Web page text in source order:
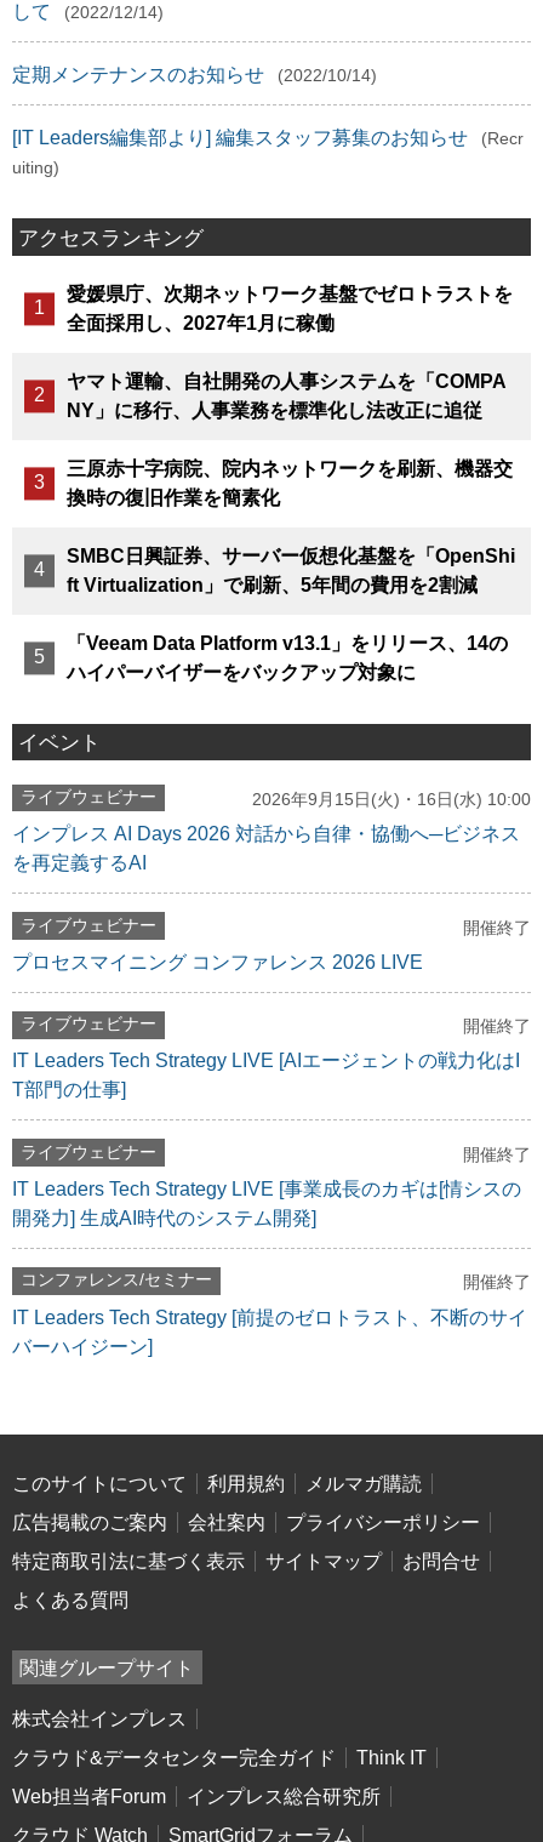
して
(2022/12/14)
定期メンテナンスのお知らせ (2022/10/14)
[IT Leaders編集部より] 編集スタッフ募集のお知らせ
(Recr
uiting)
アクセスランキング
愛媛県庁、次期ネットワーク基盤でゼロトラストを
全面採用し、2027年1月に稼働
ヤマト運輸、自社開発の人事システムを「COMPA
NY」に移行、人事業務を標準化し法改正に追従
三原赤十字病院、院内ネットワークを刷新、機器交
換時の復旧作業を簡素化
SMBC日興証券、サーバー仮想化基盤を「OpenShi
ft Virtualization」で刷新、5年間の費用を2割減
「Veeam Data Platform v13.1」をリリース、14の
ハイパーバイザーをバックアップ対象に
イベント
ライブウェビナー 2026年9月15日(火)・16日(水) 10:00
インプレス AI Days 2026 対話から自律・協働へ─ビジネス
を再定義するAI
ライブウェビナー 開催終了
プロセスマイニング コンファレンス 2026 LIVE
ライブウェビナー 開催終了
IT Leaders Tech Strategy LIVE [AIエージェントの戦力化はI
T部門の仕事]
ライブウェビナー 開催終了
IT Leaders Tech Strategy LIVE [事業成長のカギは[情シスの
開発力] 生成AI時代のシステム開発]
コンファレンス/セミナー 開催終了
IT Leaders Tech Strategy [前提のゼロトラスト、不断のサイ
バーハイジーン]
このサイトについて 利用規約
メルマガ購読
広告掲載のご案内
会社案内
プライバシーポリシー
特定商取引法に基づく表示
サイトマップ
お問合せ
よくある質問
関連グループサイト
株式会社インプレス
クラウド&データセンター完全ガイド
Think IT
Web担当者Forum
インプレス総合研究所
クラウド Watch
SmartGridフォーラム